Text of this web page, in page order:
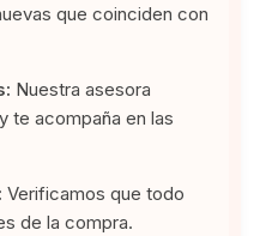
que coinciden con
Nuestra asesora
te acompaña en las
Verificamos que todo
de la compra.